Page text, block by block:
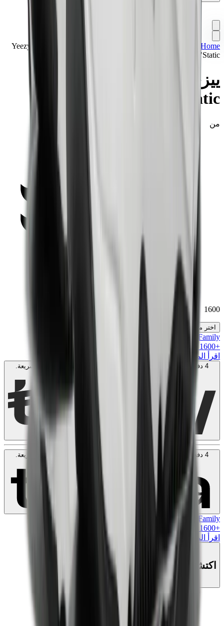
Home
ييزي بوست 700 Yeezy Boost
700 V2 "Static"
ييزي بوست 700 Yeezy Boost
700 V2 "Static"
من
1600
اختر مقاسك
MK Family
+
1600
+نقاط ولاء!
اقرأ المزيد
4 دفعات بدون فوائد بقيمة
. بدون رسوم. متوافق مع الشريعة.
4 دفعات بدون فوائد بقيمة
. بدون رسوم. متوافق مع الشريعة.
اعرف المزيد
MK Family
+
1600
+نقاط ولاء!
اقرأ المزيد
اكتشف هذا المنتج